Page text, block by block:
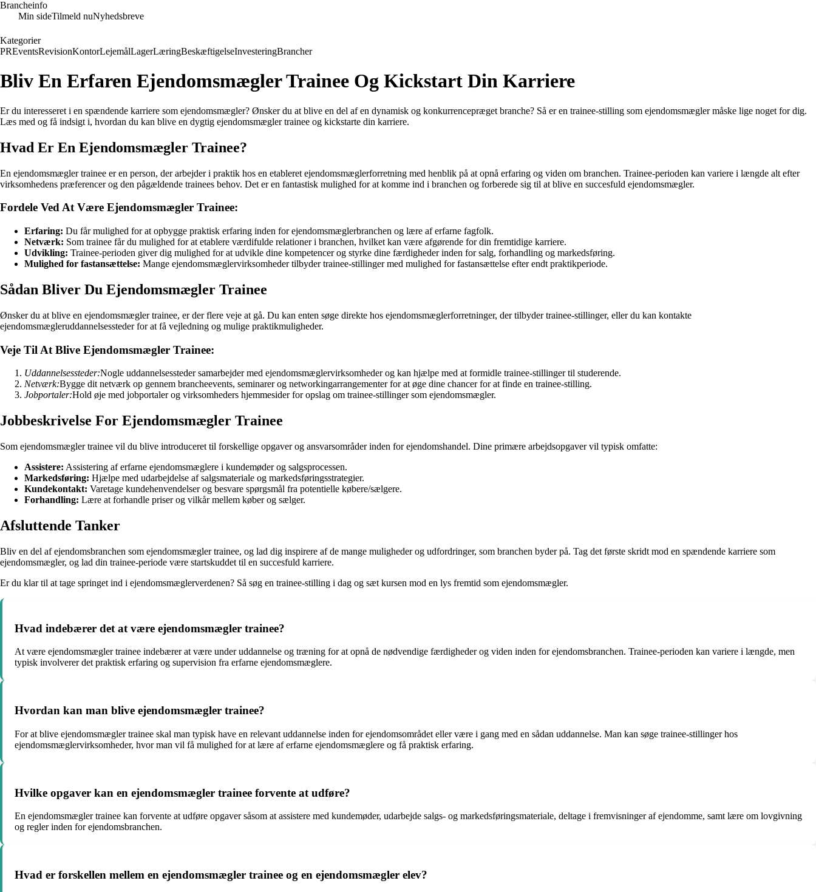
Brancheinfo
Min sideTilmeld nuNyhedsbreve
Kategorier
PREventsRevisionKontorLejemålLagerLæringBeskæftigelseInvesteringBrancher
Bliv En Erfaren Ejendomsmægler Trainee Og Kickstart Din Karriere
Er du interesseret i en spændende karriere som ejendomsmægler? Ønsker du at blive en del af en dynamisk og konkurrencepræget branche? Så er en trainee-stilling som ejendomsmægler måske lige noget for dig.
Læs med og få indsigt i, hvordan du kan blive en dygtig ejendomsmægler trainee og kickstarte din karriere.
Hvad Er En Ejendomsmægler Trainee?
En ejendomsmægler trainee er en person, der arbejder i praktik hos en etableret ejendomsmæglerforretning med henblik på at opnå erfaring og viden om branchen. Trainee-perioden kan variere i længde alt efter
virksomhedens præferencer og den pågældende trainees behov. Det er en fantastisk mulighed for at komme ind i branchen og forberede sig til at blive en succesfuld ejendomsmægler.
Fordele Ved At Være Ejendomsmægler Trainee:
Erfaring: Du får mulighed for at opbygge praktisk erfaring inden for ejendomsmæglerbranchen og lære af erfarne fagfolk.
Netværk: Som trainee får du mulighed for at etablere værdifulde relationer i branchen, hvilket kan være afgørende for din fremtidige karriere.
Udvikling: Trainee-perioden giver dig mulighed for at udvikle dine kompetencer og styrke dine færdigheder inden for salg, forhandling og markedsføring.
Mulighed for fastansættelse: Mange ejendomsmæglervirksomheder tilbyder trainee-stillinger med mulighed for fastansættelse efter endt praktikperiode.
Sådan Bliver Du Ejendomsmægler Trainee
Ønsker du at blive en ejendomsmægler trainee, er der flere veje at gå. Du kan enten søge direkte hos ejendomsmæglerforretninger, der tilbyder trainee-stillinger, eller du kan kontakte
ejendomsmægleruddannelsessteder for at få vejledning og mulige praktikmuligheder.
Veje Til At Blive Ejendomsmægler Trainee:
Uddannelsessteder:Nogle uddannelsessteder samarbejder med ejendomsmæglervirksomheder og kan hjælpe med at formidle trainee-stillinger til studerende.
Netværk:Bygge dit netværk op gennem brancheevents, seminarer og networkingarrangementer for at øge dine chancer for at finde en trainee-stilling.
Jobportaler:Hold øje med jobportaler og virksomheders hjemmesider for opslag om trainee-stillinger som ejendomsmægler.
Jobbeskrivelse For Ejendomsmægler Trainee
Som ejendomsmægler trainee vil du blive introduceret til forskellige opgaver og ansvarsområder inden for ejendomshandel. Dine primære arbejdsopgaver vil typisk omfatte:
Assistere: Assistering af erfarne ejendomsmæglere i kundemøder og salgsprocessen.
Markedsføring: Hjælpe med udarbejdelse af salgsmateriale og markedsføringsstrategier.
Kundekontakt: Varetage kundehenvendelser og besvare spørgsmål fra potentielle købere/sælgere.
Forhandling: Lære at forhandle priser og vilkår mellem køber og sælger.
Afsluttende Tanker
Bliv en del af ejendomsbranchen som ejendomsmægler trainee, og lad dig inspirere af de mange muligheder og udfordringer, som branchen byder på. Tag det første skridt mod en spændende karriere som
ejendomsmægler, og lad din trainee-periode være startskuddet til en succesfuld karriere.
Er du klar til at tage springet ind i ejendomsmæglerverdenen? Så søg en trainee-stilling i dag og sæt kursen mod en lys fremtid som ejendomsmægler.
Hvad indebærer det at være ejendomsmægler trainee?
At være ejendomsmægler trainee indebærer at være under uddannelse og træning for at opnå de nødvendige færdigheder og viden inden for ejendomsbranchen. Trainee-perioden kan variere i længde, men
typisk involverer det praktisk erfaring og supervision fra erfarne ejendomsmæglere.
Hvordan kan man blive ejendomsmægler trainee?
For at blive ejendomsmægler trainee skal man typisk have en relevant uddannelse inden for ejendomsområdet eller være i gang med en sådan uddannelse. Man kan søge trainee-stillinger hos
ejendomsmæglervirksomheder, hvor man vil få mulighed for at lære af erfarne ejendomsmæglere og få praktisk erfaring.
Hvilke opgaver kan en ejendomsmægler trainee forvente at udføre?
En ejendomsmægler trainee kan forvente at udføre opgaver såsom at assistere med kundemøder, udarbejde salgs- og markedsføringsmateriale, deltage i fremvisninger af ejendomme, samt lære om lovgivning
og regler inden for ejendomsbranchen.
Hvad er forskellen mellem en ejendomsmægler trainee og en ejendomsmægler elev?